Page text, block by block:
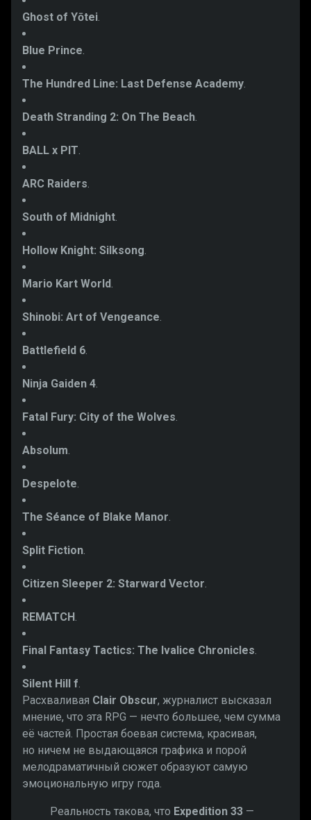
Ghost of Yōtei
Blue Prince
The Hundred Line: Last Defense Academy
Death Stranding 2: On The Beach
BALL x PIT
ARC Raiders
South of Midnight
Hollow Knight: Silksong
Mario Kart World
Shinobi: Art of Vengeance
Battlefield 6
Ninja Gaiden 4
Fatal Fury: City of the Wolves
Absolum
Despelote
The Séance of Blake Manor
Split Fiction
Citizen Sleeper 2: Starward Vector
REMATCH
Final Fantasy Tactics: The Ivalice Chronicles
Silent Hill f
Расхваливая Clair Obscur, журналист высказал
мнение, что эта RPG — нечто большее, чем сумма
её частей. Простая боевая система, красивая,
но ничем не выдающаяся графика и порой
мелодраматичный сюжет образуют самую
эмоциональную игру года.
Реальность такова, что Expedition 33 —